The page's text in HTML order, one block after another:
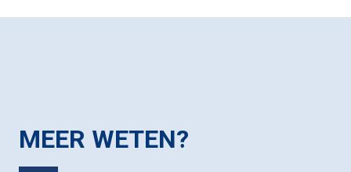
MEER WETEN?